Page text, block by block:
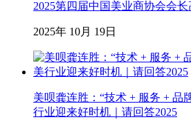
2025第四届中国美业商协会会
2025年 10月 19日
美呗龚连胜：“技术 + 服务 + 品
行业迎来好时机｜请回答2025